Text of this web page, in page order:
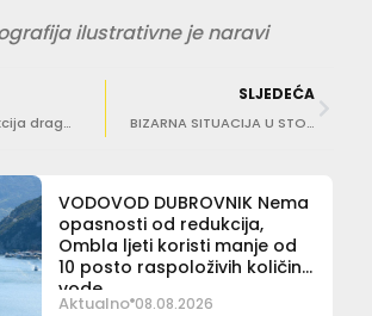
ilustrativne je naravi
Nastavlja se akcija dragovoljne predaje oružja
SLJEDEĆA
BIZARNA SITUACIJA U STONU Moraju ponoviti izbore, evo zašto
VODOVOD DUBROVNIK Nema
opasnosti od redukcija,
Ombla ljeti koristi manje od
10 posto raspoloživih količina
vode
Aktualno 08.08.2026